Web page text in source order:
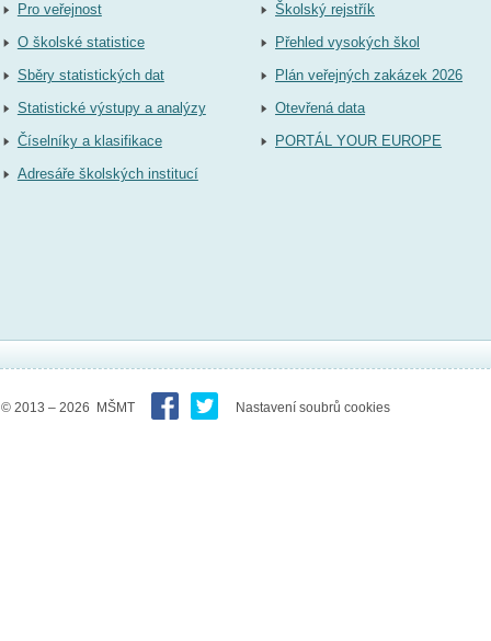
Pro veřejnost
O školské statistice
Sběry statistických dat
Statistické výstupy a analýzy
Číselníky a klasifikace
Adresáře školských institucí
Školský rejstřík
Přehled vysokých škol
Plán veřejných zakázek 2026
Otevřená data
PORTÁL YOUR EUROPE
© 2013 – 2026 MŠMT Nastavení soubrů cookies